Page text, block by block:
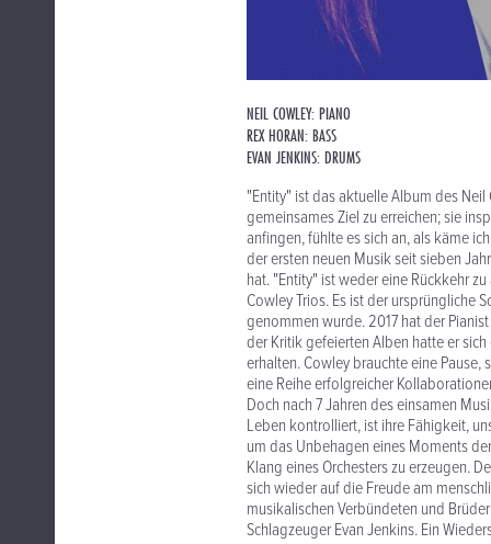
NEIL COWLEY: PIANO
REX HORAN: BASS
EVAN JENKINS: DRUMS
"Entity" ist das aktuelle Album des
gemeinsames Ziel zu erreichen; sie
anfingen, fühlte es sich an, als käme
der ersten neuen Musik seit sieben
hat. "Entity" ist weder eine Rückkehr
Cowley Trios. Es ist der ursprüngliche
genommen wurde. 2017 hat der
der Kritik gefeierten Alben hatte er
erhalten. Cowley brauchte eine
eine Reihe erfolgreicher
Doch nach 7 Jahren des einsamen
Leben kontrolliert, ist ihre Fähigkeit,
um das Unbehagen eines Moments
Klang eines Orchesters zu erzeugen.
sich wieder auf die Freude am
musikalischen Verbündeten und
Schlagzeuger Evan Jenkins. Ein